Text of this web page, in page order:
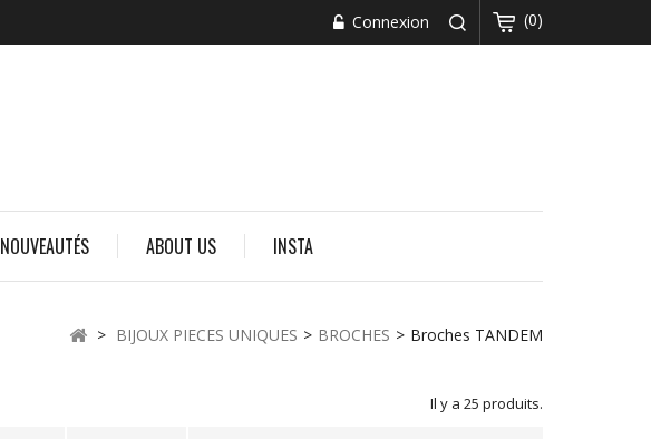
(0)
Connexion
NOUVEAUTÉS ABOUT US INSTA
> BIJOUX PIECES UNIQUES > BROCHES > Broches TANDEM
Il y a 25 produits.